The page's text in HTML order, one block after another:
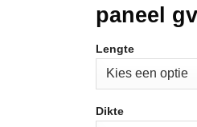
paneel
Lengte
Dikte